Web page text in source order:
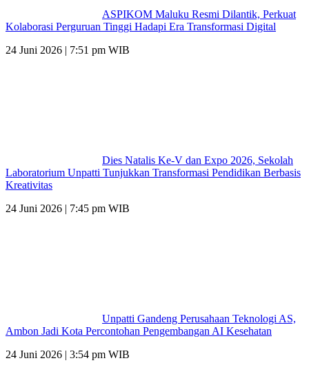
ASPIKOM Maluku Resmi Dilantik, Perkuat
Kolaborasi Perguruan Tinggi Hadapi Era Transformasi Digital
24 Juni 2026 | 7:51 pm WIB
Dies Natalis Ke-V dan Expo 2026, Sekolah
Laboratorium Unpatti Tunjukkan Transformasi Pendidikan Berbasis
Kreativitas
24 Juni 2026 | 7:45 pm WIB
Unpatti Gandeng Perusahaan Teknologi AS,
Ambon Jadi Kota Percontohan Pengembangan AI Kesehatan
24 Juni 2026 | 3:54 pm WIB